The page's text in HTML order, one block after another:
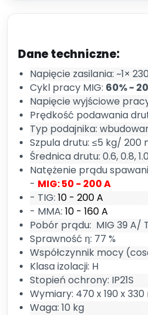
Dane techniczne:
Napięcie zasilania: ~1×
Cykl pracy MIG: 60% -
Napięcie wyjściowe
Prędkość podawania
Typ podajnika:
Szpula drutu: ≤5 kg/ 200
Średnica drutu: 0.6, 0.8,
Natężenie prądu
- MIG: 50 - 200 A
- TIG: 10 - 200 A
- MMA: 10 - 160 A
Pobór prądu: MIG 39 A/
Sprawność η: 77 %
Współczynnik mocy
Klasa izolacji: H
Stopień ochrony: IP21S
Wymiary: 470 x 190 x
Waga: 10 kg